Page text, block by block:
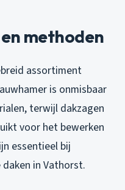
methoden
assortiment
is onmisbaar
terwijl dakzagen
voor het bewerken
essentieel bij
in Vathorst.